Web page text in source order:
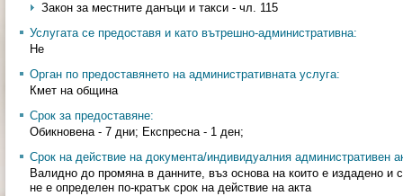
Закон за местните данъци и такси - чл. 115
Услугата се предоставя и като вътрешно-административна:
Не
Орган по предоставянето на административната услуга:
Кмет на община
Срок за предоставяне:
Обикновена - 7 дни; Експресна - 1 ден;
Срок на действие на документа/индивидуалния административен
Валидно до промяна в данните, въз основа на които е издадено и
не е определен по-кратък срок на действие на акта